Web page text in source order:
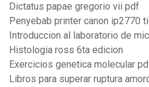
Dictatus papae gregorio vii pdf
Penyebab printer canon ip2770
Introduccion al laboratorio de
Histologia ross 6ta edicion
Exercicios genetica molecular
Libros para superar ruptura